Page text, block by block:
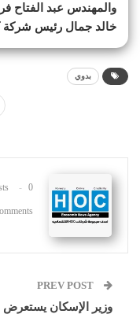
والمهندس عبد الفتاح
خالد جمال رئيس شركة
بدوي
0
وزير الإسكان يستعرض